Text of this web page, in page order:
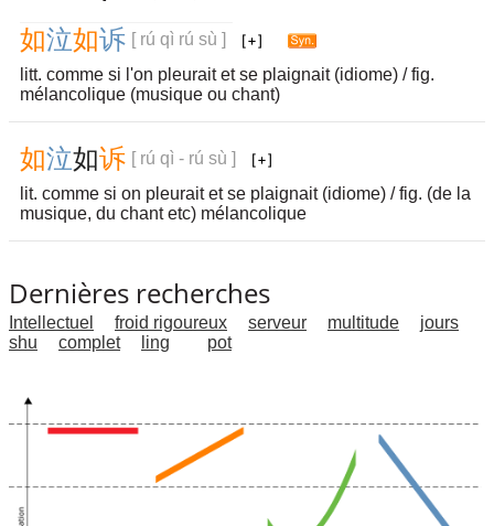
如泣如诉 [ rú qì rú sù ]
litt. comme si l'on pleurait et se plaignait (idiome) / fig.
mélancolique (musique ou chant)
如泣如诉 [ rú qì - rú sù ]
lit. comme si on pleurait et se plaignait (idiome) / fig. (de la
musique, du chant etc) mélancolique
Dernières recherches
Intellectuel froid rigoureux serveur multitude
jours
shu
complet ling pot